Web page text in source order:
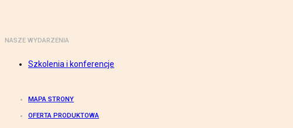
NASZE WYDARZENIA
Szkolenia i konferencje
MAPA STRONY
OFERTA PRODUKTOWA